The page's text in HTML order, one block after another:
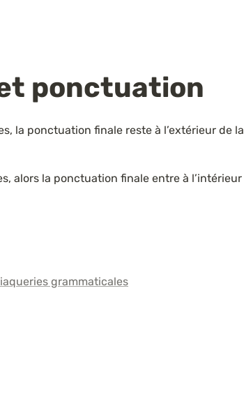
ponctuation
la ponctuation finale reste à l’extérieur de la
alors la ponctuation finale entre à l’intérieur
grammaticales